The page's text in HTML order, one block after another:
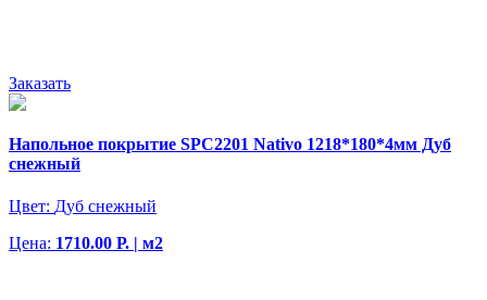
Заказать
Напольное покрытие SPC2201 Nativo 1218*180*4мм Дуб
снежный
Цвет: Дуб снежный
Цена: 1710.00 Р. | м2